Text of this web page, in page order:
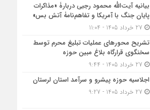
بیانیه آیت‌الله محمود رجبی دربارۀ «مذاکرات
پایان جنگ با آمریکا و تفاهم‌نامۀ آتش بس»
تشریح محورهای عملیات تبلیغ محرم توسط
سخنگوی قرارگاه بلاغ مبین حوزه
اجلاسیه حوزه پیشرو و سرآمد استان لرستان